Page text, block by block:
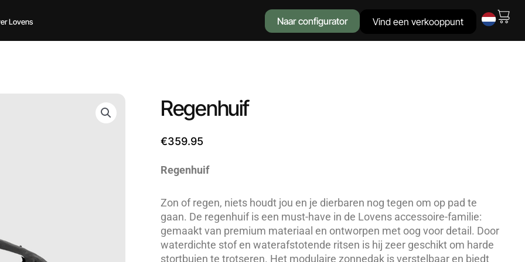
Lovens Naar configurator Vind een verkooppunt
Regenhuif
€359.95
Regenhuif
Zon of regen, niets houdt jou en je dierbaren nog tegen om op pad te
gaan. De regenhuif is een must-have in de Lovens accessoire-familie:
gemaakt van premium materiaal en ontworpen met oog voor detail. Door
waterdichte stof en waterafstotende ritsen is hij zeer geschikt om harde
stortbuien te trotseren. Het modulaire zonnedak is verstelbaar en biedt